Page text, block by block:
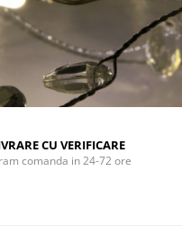
si
CU VERIFICARE
comanda in 24-72 ore